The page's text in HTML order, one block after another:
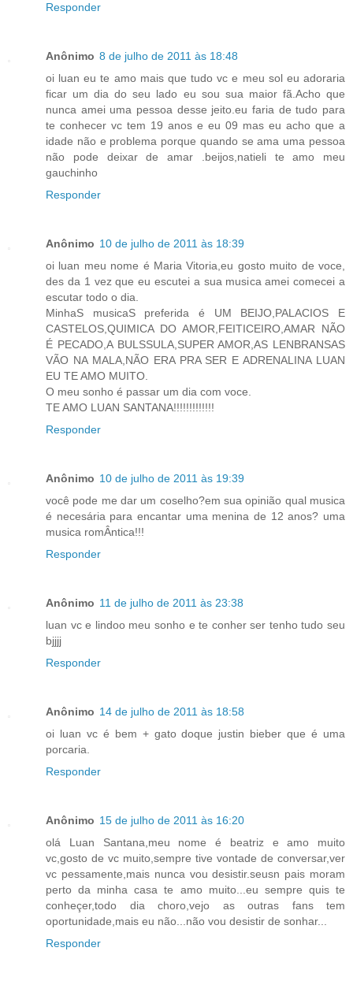
Responder
Anônimo 8 de julho de 2011 às 18:48
oi luan eu te amo mais que tudo vc e meu sol eu adoraria
ficar um dia do seu lado eu sou sua maior fã.Acho que
nunca amei uma pessoa desse jeito.eu faria de tudo para
te conhecer vc tem 19 anos e eu 09 mas eu acho que a
idade não e problema porque quando se ama uma pessoa
não pode deixar de amar .beijos,natieli te amo meu
gauchinho
Responder
Anônimo 10 de julho de 2011 às 18:39
oi luan meu nome é Maria Vitoria,eu gosto muito de voce,
des da 1 vez que eu escutei a sua musica amei comecei a
escutar todo o dia.
MinhaS musicaS preferida é UM BEIJO,PALACIOS E
CASTELOS,QUIMICA DO AMOR,FEITICEIRO,AMAR NÃO
É PECADO,A BULSSULA,SUPER AMOR,AS LENBRANSAS
VÃO NA MALA,NÃO ERA PRA SER E ADRENALINA LUAN
EU TE AMO MUITO.
O meu sonho é passar um dia com voce.
TE AMO LUAN SANTANA!!!!!!!!!!!!!
Responder
Anônimo 10 de julho de 2011 às 19:39
você pode me dar um coselho?em sua opinião qual musica
é necesária para encantar uma menina de 12 anos? uma
musica romÂntica!!!
Responder
Anônimo 11 de julho de 2011 às 23:38
luan vc e lindoo meu sonho e te conher ser tenho tudo seu
bjjjj
Responder
Anônimo 14 de julho de 2011 às 18:58
oi luan vc é bem + gato doque justin bieber que é uma
porcaria.
Responder
Anônimo 15 de julho de 2011 às 16:20
olá Luan Santana,meu nome é beatriz e amo muito
vc,gosto de vc muito,sempre tive vontade de conversar,ver
vc pessamente,mais nunca vou desistir.seusn pais moram
perto da minha casa te amo muito...eu sempre quis te
conheçer,todo dia choro,vejo as outras fans tem
oportunidade,mais eu não...não vou desistir de sonhar...
Responder